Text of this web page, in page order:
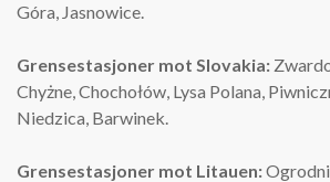
Góra, Jasnowice.
Grensestasjoner mot Slovakia:
Chyżne, Chochołów, Lysa Polana,
Niedzica, Barwinek.
Grensestasjoner mot Litauen: